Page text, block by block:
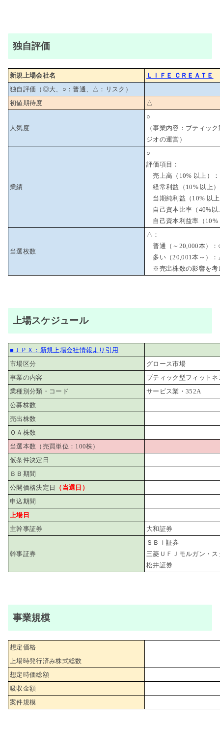
独自評価
新規上場会社名
ＬＩＦＥ ＣＲＥＡＴＥ
独自評価（◎大、○：普通、△：リスク）
初値期待度
△
人気度
○
（事業内容：ブティッ
ジオの運営）
業績
○
評価項目：
売上高（10% 以上）
経常利益（10% 以上
当期純利益（10% 以
自己資本比率（40%
自己資本利益率（10%
当選枚数
△：
普通（～20,000本）
多い（20,001本～）
※売出株数の影響を考
上場スケジュール
■ＪＰＸ：新規上場会社情報より引用
市場区分
グロース市場
事業の内容
ブティック型フィット
業種別分類・コード
サービス業・352A
公募株数
売出株数
ＯＡ株数
当選本数（売買単位：100株）
仮条件決定日
ＢＢ期間
公開価格決定日
（当選日）
申込期間
上場日
主幹事証券
大和証券
幹事証券
ＳＢＩ証券
三菱ＵＦＪモルガン・
松井証券
事業規模
想定価格
上場時発行済み株式総数
想定時価総額
吸収金額
案件規模